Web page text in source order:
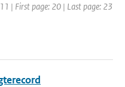
| First page: 20 | Last page: 23